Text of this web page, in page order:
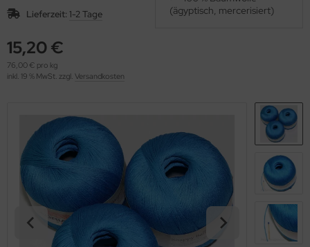
Lieferzeit: 1-2 Tage
15,20 €
76,00 € pro kg
inkl. 19 % MwSt. zzgl. Versandkosten
(ägyptisch, mercerisiert)
(276)